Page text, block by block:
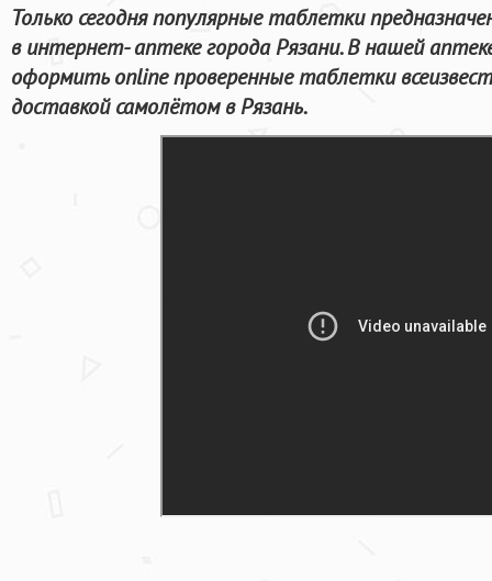
Только сегодня популярные таблетки
в интернет- аптеке города Рязани. В нашей
оформить online проверенные таблетки
доставкой самолётом в Рязань.